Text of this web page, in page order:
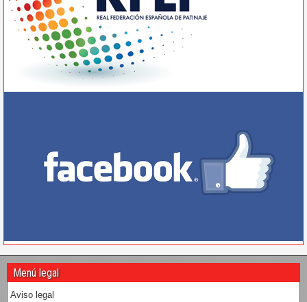
Menú legal
Aviso legal